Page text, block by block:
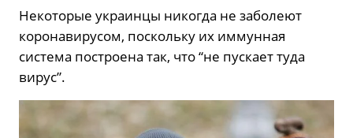
Некоторые украинцы никогда не заболеют
коронавирусом, поскольку их иммунная
система построена так, что “не пускает туда
вирус”.